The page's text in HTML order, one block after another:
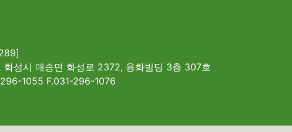
화성시 매송면 화성로 2372, 용화빌딩 3층 307호
1055 F.031-296-1076